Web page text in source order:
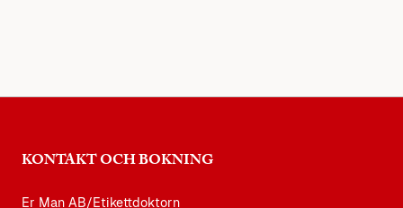
KONTAKT OCH BOKNING
Er Man AB/Etikettdoktorn